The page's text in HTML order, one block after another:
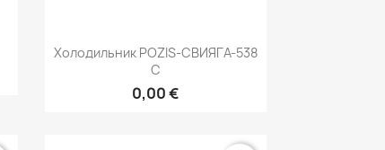
Быстрый просмотр
Холодильник POZIS-СВИЯГА-538
С
0,00 €